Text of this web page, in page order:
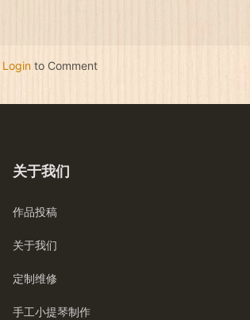
Login to Comment
关于我们
作品投稿
关于我们
定制维修
手工小提琴制作